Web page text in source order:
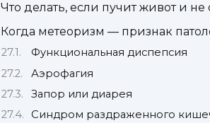
Что делать, если пучит живот и не
Когда метеоризм — признак
Функциональная диспепсия
Аэрофагия
Запор или диарея
Синдром раздраженного